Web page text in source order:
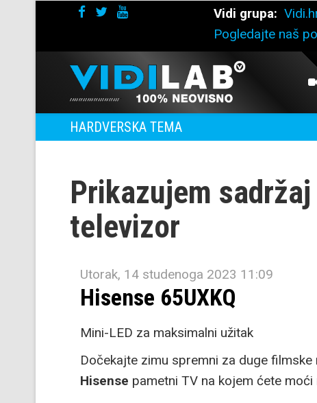
Vidi grupa:
Pogledajte naš
HARDVERSKA TEMA
Prikazujem
televizor
Utorak, 14 studenoga 2023 11:09
Hisense 65UXKQ
Mini-LED za maksimalni užitak
Dočekajte zimu spremni za duge
Hisense pametni TV na kojem ćete